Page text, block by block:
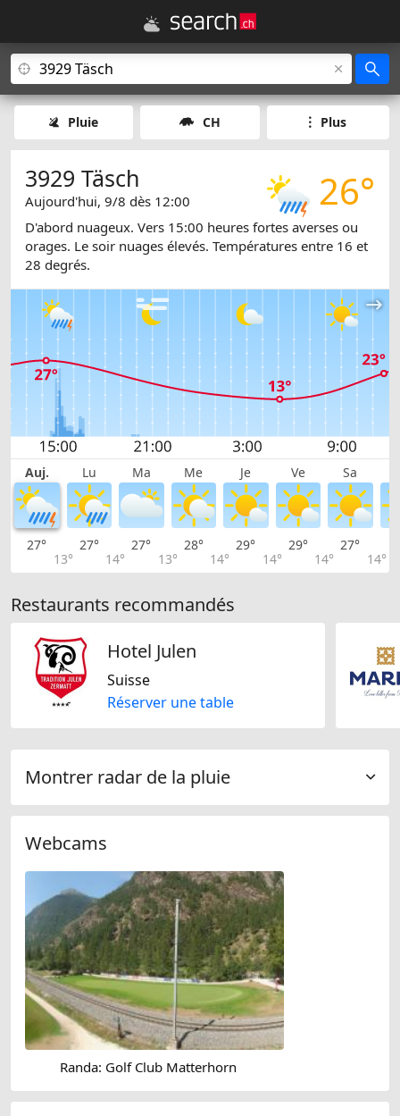
Pluie CH Plus
26°
3929 Täsch
Aujourd'hui, 9/8 dès 12:00
D'abord nuageux. Vers 15:00 heures fortes averses ou
orages. Le soir nuages élevés. Températures entre 16 et
28 degrés.
Auj. Lu Ma Me Je Ve Sa
27°
13°
27°
14°
27°
13°
28°
14°
29°
14°
29°
14°
27°
14°
Restaurants recommandés
Hotel Julen
Suisse
Réserver une table
Montrer radar de la pluie
Webcams
Randa: Golf Club Matterhorn